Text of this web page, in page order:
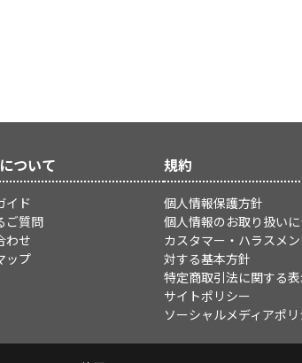
ついて
イド
ご質問
わせ
ップ
規約
個人情報保護方針
個人情報のお取り扱い
カスタマー・ハラスメ
対する基本方針
特定商取引法に関する
サイトポリシー
ソーシャルメディアポ